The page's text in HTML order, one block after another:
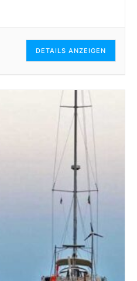
DETAILS ANZEIGEN